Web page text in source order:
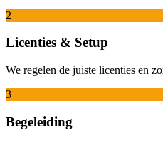
2
Licenties & Setup
We regelen de juiste licenties en
3
Begeleiding